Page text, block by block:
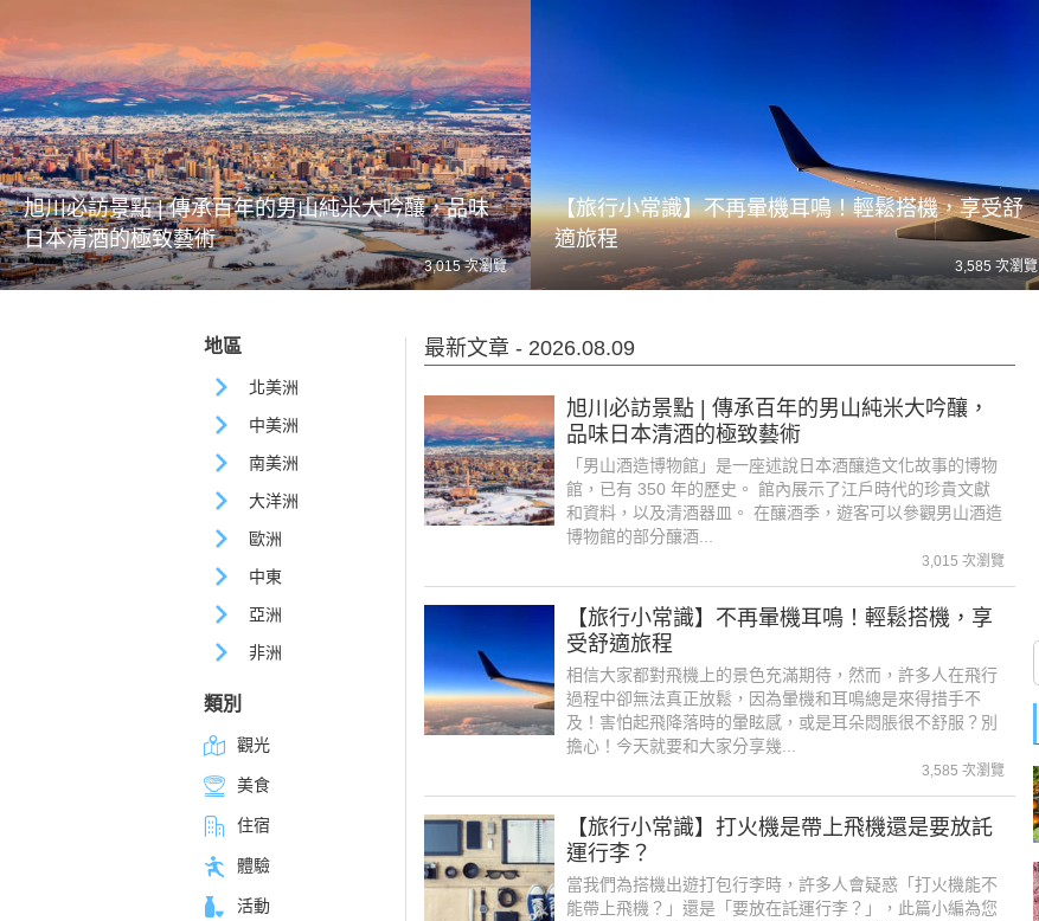
旭川必訪景點 | 傳承百年的男山純米大吟釀，品味
日本清酒的極致藝術
3,015 次瀏覽
【旅行小常識】不再暈機耳鳴！輕鬆搭機，享受舒
適旅程
3,585 次瀏覽
地區
北美洲
中美洲
南美洲
大洋洲
歐洲
中東
亞洲
非洲
類別
觀光
美食
住宿
體驗
活動
最新文章 - 2026.08.09
旭川必訪景點 | 傳承百年的男山純米大吟釀，
品味日本清酒的極致藝術
「男山酒造博物館」是一座述說日本酒釀造文化故事的博物
館，已有 350 年的歷史。 館內展示了江戶時代的珍貴文獻
和資料，以及清酒器皿。 在釀酒季，遊客可以參觀男山酒造
博物館的部分釀酒...
3,015 次瀏覽
【旅行小常識】不再暈機耳鳴！輕鬆搭機，享
受舒適旅程
相信大家都對飛機上的景色充滿期待，然而，許多人在飛行
過程中卻無法真正放鬆，因為暈機和耳鳴總是來得措手不
及！害怕起飛降落時的暈眩感，或是耳朵悶脹很不舒服？別
擔心！今天就要和大家分享幾...
3,585 次瀏覽
【旅行小常識】打火機是帶上飛機還是要放託
運行李？
當我們為搭機出遊打包行李時，許多人會疑惑「打火機能不
能帶上飛機？」還是「要放在託運行李？」，此篇小編為您